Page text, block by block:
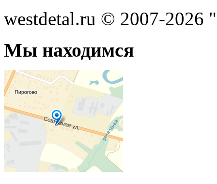
westdetal.ru © 2007-2026
Мы находимся